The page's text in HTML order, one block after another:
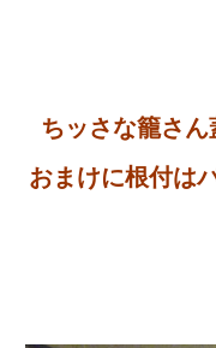
ちッさな籠さ
おまけに根付は